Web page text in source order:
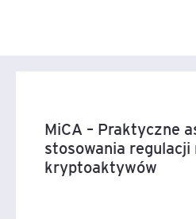
MiCA – Praktyczne
stosowania regulacji
kryptoaktywów